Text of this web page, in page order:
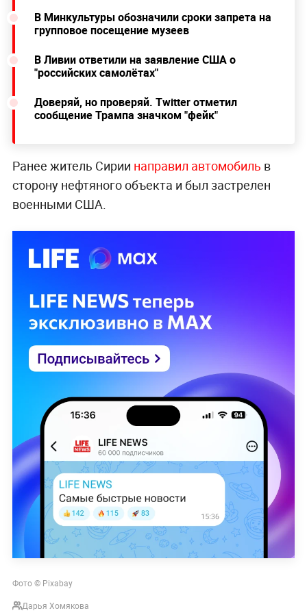
В Минкультуры обозначили сроки запрета на
групповое посещение музеев
В Ливии ответили на заявление США о
"российских самолётах"
Доверяй, но проверяй. Twitter отметил
сообщение Трампа значком "фейк"
Ранее житель Сирии направил автомобиль в
сторону нефтяного объекта и был застрелен
военными США.
Фото © Pixabay
Дарья Хомякова